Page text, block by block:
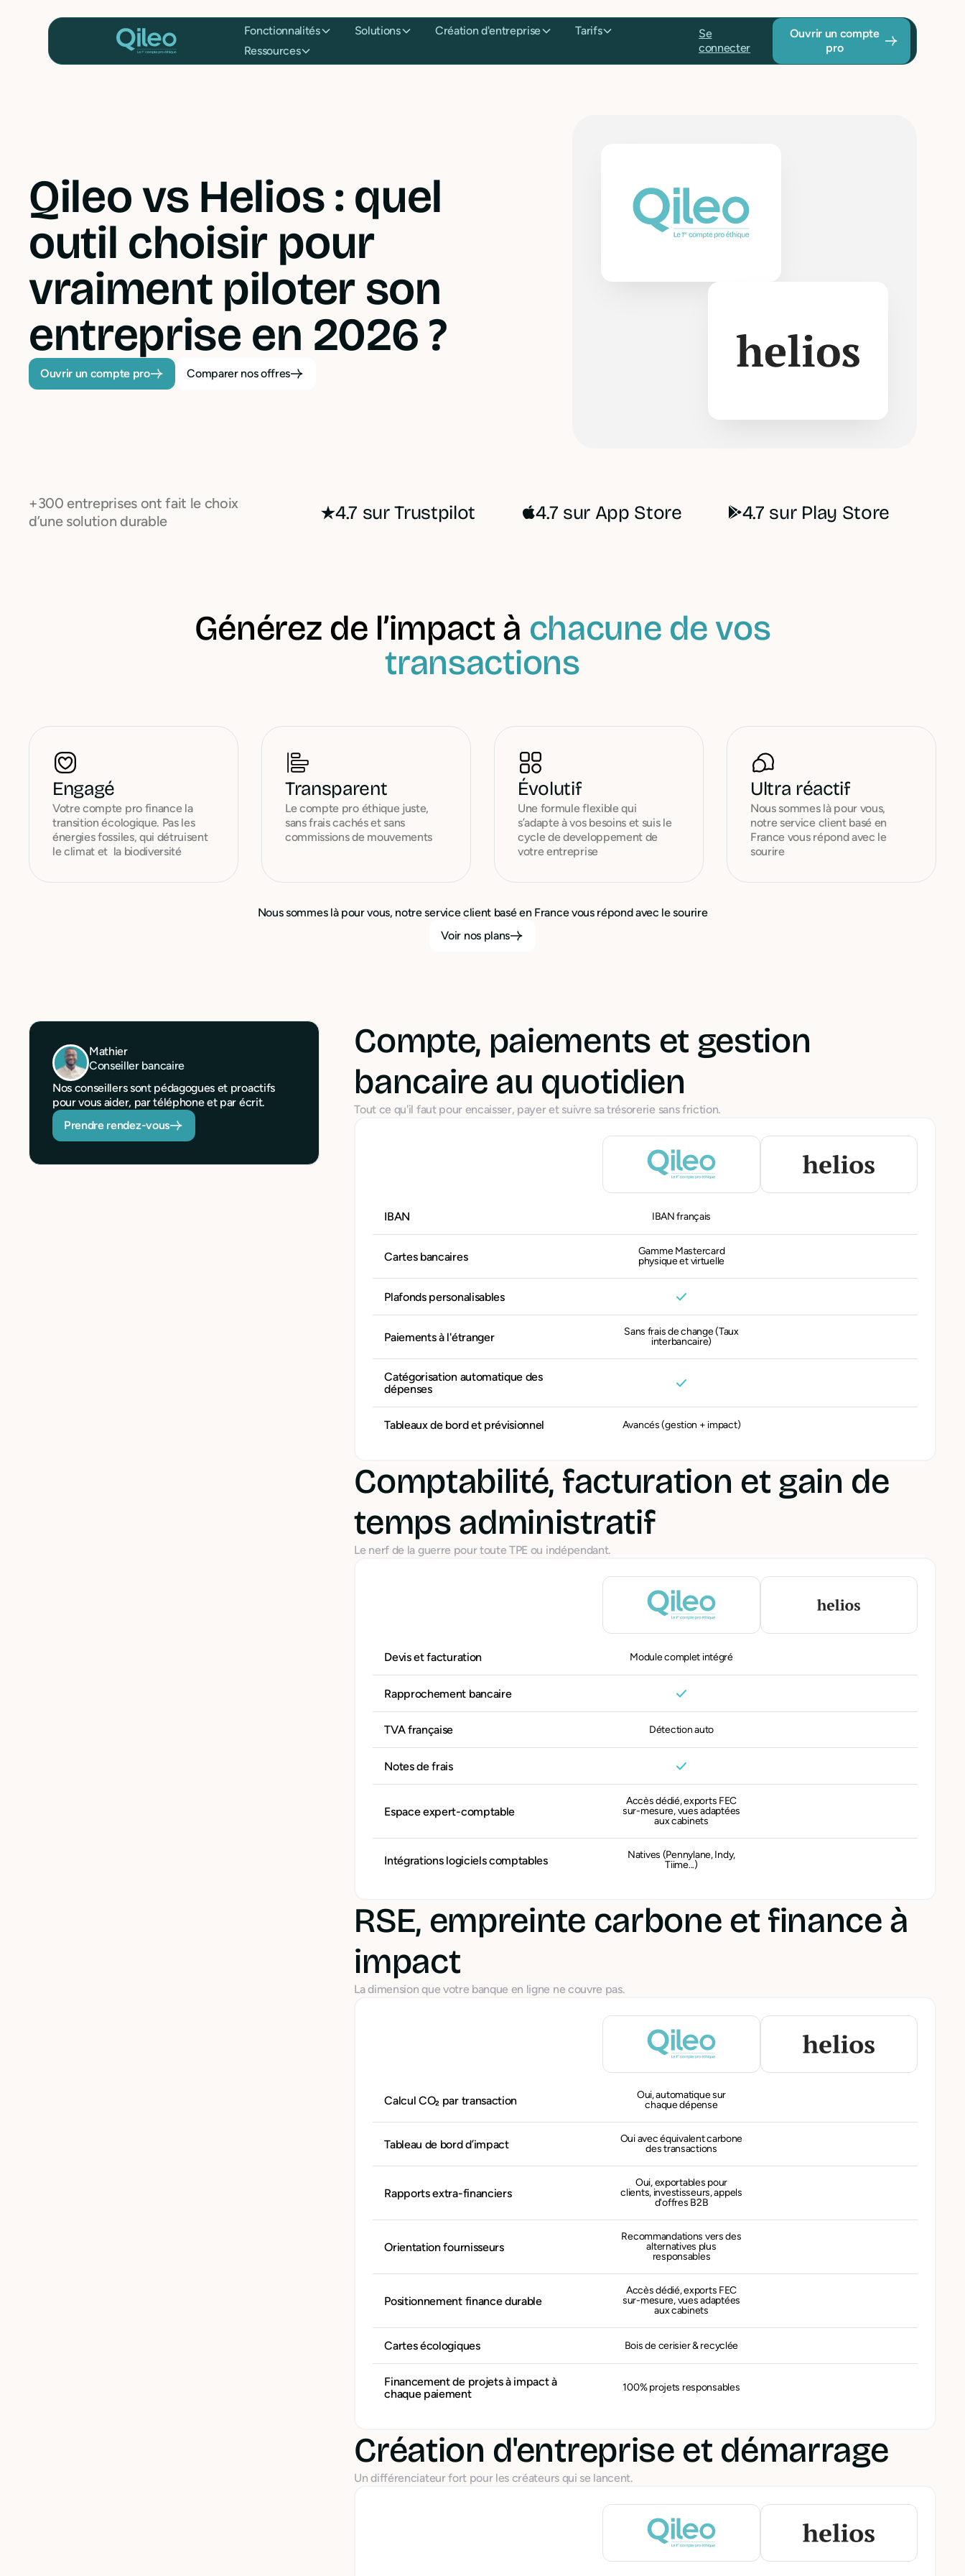
Fonctionnalités Solutions Création d'entreprise
Tarifs
Ressources
Se
connecter
Ouvrir un compte
pro
Qileo vs Helios : quel
outil choisir pour
vraiment piloter son
entreprise en 2026 ?
Ouvrir un compte pro Comparer nos offres
+300 entreprises ont fait le choix
d’une solution durable
4.7 sur Trustpilot 4.7 sur App Store 4.7 sur Play Store
Générez de l’impact à chacune de vos
transactions
Engagé
Votre compte pro finance la
transition écologique. Pas les
énergies fossiles, qui détruisent
le climat et la biodiversité
Transparent
Le compte pro éthique juste,
sans frais cachés et sans
commissions de mouvements
Évolutif
Une formule flexible qui
s’adapte à vos besoins et suis le
cycle de developpement de
votre entreprise
Ultra réactif
Nous sommes là pour vous,
notre service client basé en
France vous répond avec le
sourire
Nous sommes là pour vous, notre service client basé en France vous répond avec le sourire
Voir nos plans
Mathier
Conseiller bancaire
Nos conseillers sont pédagogues et proactifs
pour vous aider, par téléphone et par écrit.
Prendre rendez-vous
Compte, paiements et gestion
bancaire au quotidien
Tout ce qu'il faut pour encaisser, payer et suivre sa trésorerie sans friction.
IBAN IBAN français
Cartes bancaires
Gamme Mastercard
physique et virtuelle
Plafonds personalisables
Paiements à l'étranger
Sans frais de change (Taux
interbancaire)
Catégorisation automatique des
dépenses
Tableaux de bord et prévisionnel Avancés (gestion + impact)
Comptabilité, facturation et gain de
temps administratif
Le nerf de la guerre pour toute TPE ou indépendant.
Devis et facturation Module complet intégré
Rapprochement bancaire
TVA française Détection auto
Notes de frais
Espace expert-comptable
Accès dédié, exports FEC
sur-mesure, vues adaptées
aux cabinets
Intégrations logiciels comptables
Natives (Pennylane, Indy,
Tiime...)
RSE, empreinte carbone et finance à
impact
La dimension que votre banque en ligne ne couvre pas.
Calcul CO₂ par transaction
Oui, automatique sur
chaque dépense
Tableau de bord d’impact
Oui avec équivalent carbone
des transactions
Rapports extra-financiers
Oui, exportables pour
clients, investisseurs, appels
d'offres B2B
Orientation fournisseurs
Recommandations vers des
alternatives plus
responsables
Positionnement finance durable
Accès dédié, exports FEC
sur-mesure, vues adaptées
aux cabinets
Cartes écologiques Bois de cerisier & recyclée
Financement de projets à impact à
chaque paiement
100% projets responsables
Création d'entreprise et démarrage
Un différenciateur fort pour les créateurs qui se lancent.